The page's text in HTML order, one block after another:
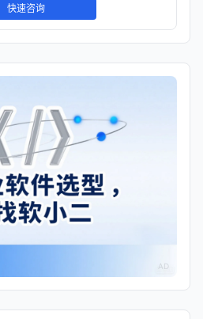
快速咨询
AD